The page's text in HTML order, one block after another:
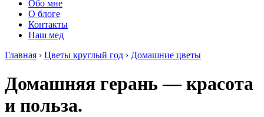
Обо мне
О блоге
Контакты
Наш мед
Главная › Цветы круглый год › Домашние цветы
Домашняя герань — красота
и польза.